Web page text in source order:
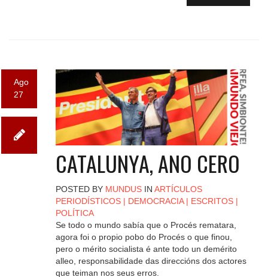
Ago
27
CATALUNYA, ANO CERO
POSTED BY MUNDUSIN ARTÍCULOS
PERIODÍSTICOS| DEMOCRACIA| ESCRITOS|
POLÍTICA
Se todo o mundo sabía que o Procés rematara,
agora foi o propio pobo do Procés o que finou,
pero o mérito socialista é ante todo un demérito
alleo, responsabilidade das direccións dos actores
que teiman nos seus erros.